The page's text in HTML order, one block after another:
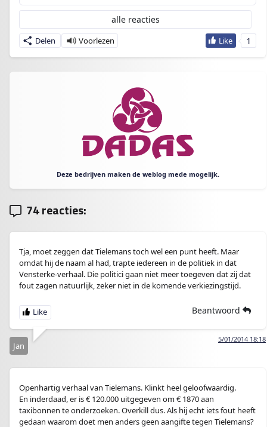
1
Delen
alle reacties
Deze bedrijven maken de weblog mede mogelijk.
74 reacties:
Tja, moet zeggen dat Tielemans toch wel een punt heeft. Maar
omdat hij de naam al had, trapte iedereen in de politiek in dat
Vensterke-verhaal. Die politici gaan niet meer toegeven dat zij dat
fout zagen natuurlijk, zeker niet in de komende verkiezingstijd.
Beantwoord
5/01/2014 18:18
Jan
Openhartig verhaal van Tielemans. Klinkt heel geloofwaardig.
En inderdaad, er is € 120.000 uitgegeven om € 1870 aan
taxibonnen te onderzoeken. Overkill dus. Als hij echt iets fout heeft
gedaan waarom doet men anders geen aangifte tegen Tielemans?